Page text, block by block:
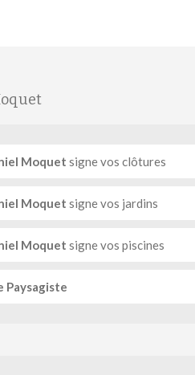
Moquet signe vos clôtures
Moquet signe vos jardins
Moquet signe vos piscines
Paysagiste